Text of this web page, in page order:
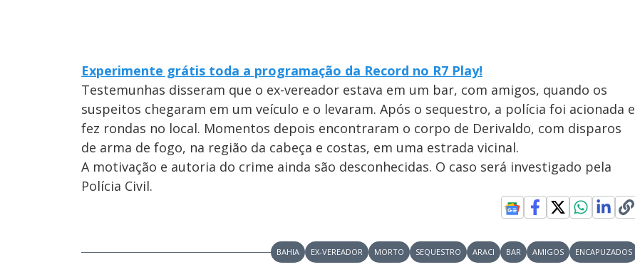
Experimente grátis toda a programação da Record no R7 Play!
Testemunhas disseram que o ex-vereador estava em um bar, com amigos, quando os
suspeitos chegaram em um veículo e o levaram. Após o sequestro, a polícia foi acionada e
fez rondas no local. Momentos depois encontraram o corpo de Derivaldo, com disparos
de arma de fogo, na região da cabeça e costas, em uma estrada vicinal.
A motivação e autoria do crime ainda são desconhecidas. O caso será investigado pela
Polícia Civil.
BAHIA EX-VEREADOR MORTO SEQUESTRO ARACI BAR AMIGOS ENCAPUZADOS